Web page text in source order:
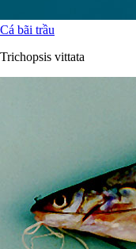
Cá bãi trầu
Trichopsis vittata